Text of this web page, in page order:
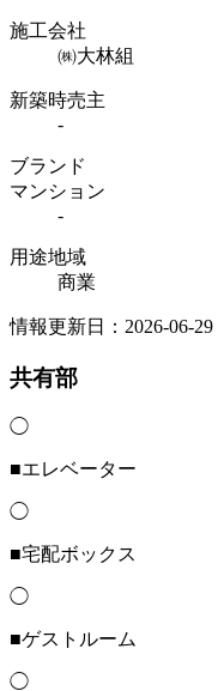
施工会社
㈱大林組
新築時売主
-
ブランド
マンション
-
用途地域
商業
情報更新日：2026-06-29
共有部
◯
■エレベーター
◯
■宅配ボックス
◯
■ゲストルーム
◯